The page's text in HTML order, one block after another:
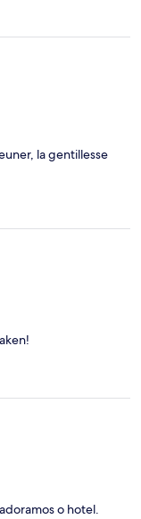
la gentillesse
o hotel.